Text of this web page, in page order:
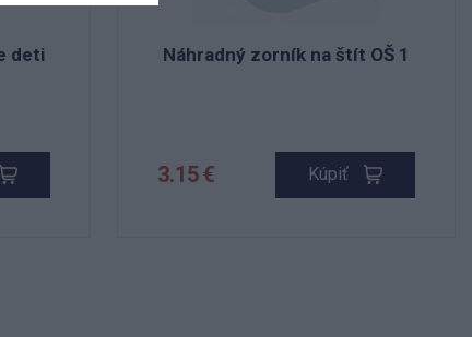
deti Náhradný zorník na štít OŠ 1
3.15 € Kúpiť